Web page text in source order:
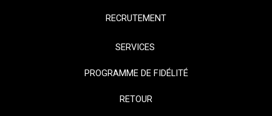
RECRUTEMENT
SERVICES
PROGRAMME DE FIDÉLITÉ
RETOUR